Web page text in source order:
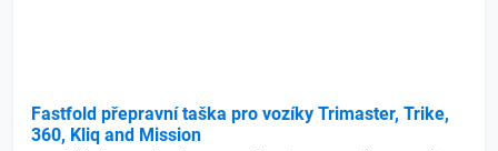
Fastfold přepravní taška pro vozíky Trimaster, Trike,
360, Kliq and Mission